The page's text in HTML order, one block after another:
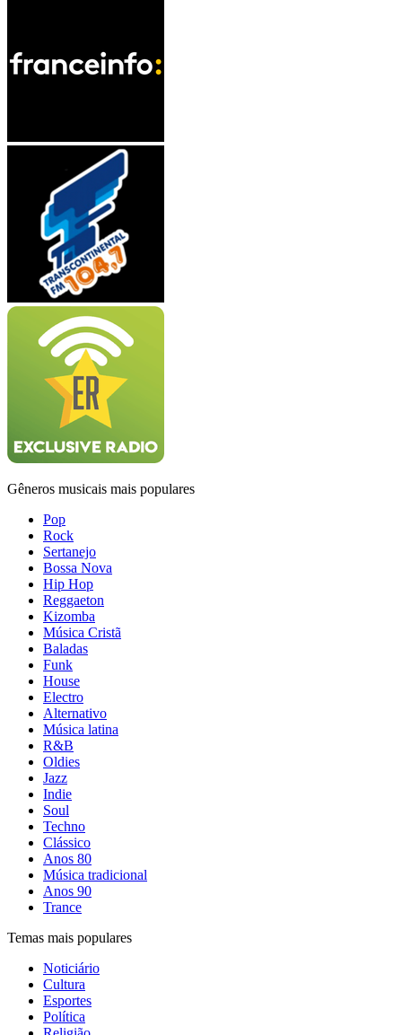
Gêneros musicais mais populares
Pop
Rock
Sertanejo
Bossa Nova
Hip Hop
Reggaeton
Kizomba
Música Cristã
Baladas
Funk
House
Electro
Alternativo
Música latina
R&B
Oldies
Jazz
Indie
Soul
Techno
Clássico
Anos 80
Música tradicional
Anos 90
Trance
Temas mais populares
Noticiário
Cultura
Esportes
Política